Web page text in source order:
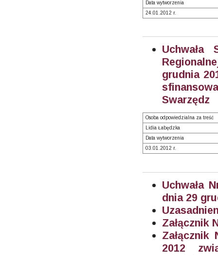
Data wytworzenia
24.01.2012 r.
Uchwała
grudnia
Swarzędz
Osoba odpowiedzialna za treść
Lidia Łabędzka
Data wytworzenia
03.01.2012 r.
Uchwała
dnia 29
Załącznik
2012